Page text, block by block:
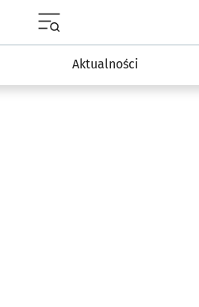
Aktualności